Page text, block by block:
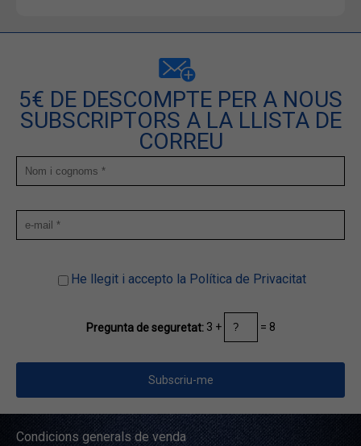
5€ DE DESCOMPTE PER A NOUS
SUBSCRIPTORS A LA LLISTA DE
CORREU
He llegit i accepto la Política de Privacitat
Pregunta de seguretat: 3 + = 8
Condicions generals de venda